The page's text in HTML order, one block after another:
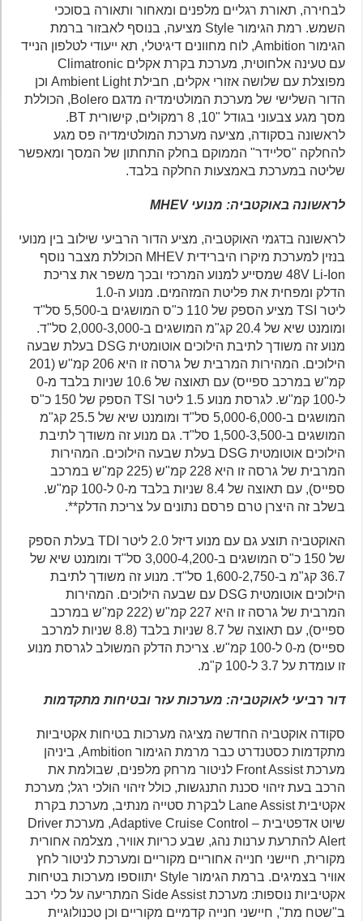
לבחירה, תאורת רגליים מלפנים ומאחור ותאורה בסוככי
השמש. רמת הגימור Style מציעה, בנוסף לאבזור ברמת
הגימור Ambition, לוח מחוונים דיגיטלי, תא ייעודי לטלפון הנייד
עם טעינה אלחוטית, מערכת בקרת אקלים Climatronic
מפוצלת עם שלושה אזורי אקלים, חבילת Ambient Light וכן
הדור השלישי של מערכת המולטימדיה מדגם Bolero, הכוללת
מסך מגע צבעוני בגודל "10, 8 רמקולים, קישורית BT.
לראשונה בסקודה, מציעה מערכת המולטימדיה פס מגע
להחלקה "סליידר" הממוקם בחלק התחתון של המסך ומאפשר
שליטה במערכת באמצעות החלקה בלבד.
לראשונה באוקטביה: מנועיMHEV
לראשונה בדגמי האוקטביה, מציע הדור הרביעי שילוב בין מנועי
בנזין למערכת מיקרו היברידית MHEV הכוללת מצבר נוסף
48V Li-Ion שמסייע למנוע המרכזי ובכך משפר את צריכת
הדלק ומפחית את פליטת המזהמים. מנוע ה-1.0
ליטר TSI מציע הספק של 110 כ"ס המושגים ב-5,500 סל"ד
ומומנט שיא של 20.4 קג"מ המושגים ב-2,000-3,000 סל"ד.
מנוע זה משודך לתיבת הילוכים אוטומטית DSG בעלת שבעה
הילוכים. המהירות המרבית של גרסה זו היא 206 קמ"ש (201
קמ"ש במרכב ספייס) עם תאוצה של 10.6 שניות בלבד מ-0
ל-100 קמ"ש. לגרסת מנוע 1.5 ליטר TSI הספק של 150 כ"ס
המושגים ב-5,000-6,000 סל"ד ומומנט שיא של 25.5 קג"מ
המושגים ב-1,500-3,500 סל"ד. גם מנוע זה משודך לתיבת
הילוכים אוטומטית DSG בעלת שבעה הילוכים. המהירות
המרבית של גרסה זו היא 228 קמ"ש (225 קמ"ש במרכב
ספייס), עם תאוצה של 8.4 שניות בלבד מ-0 ל-100 קמ"ש.
בשלב זה היצרן טרם פרסם נתונים על צריכת הדלק**.
האוקטביה תוצע גם עם מנוע דיזל 2.0 ליטר TDI בעלת הספק
של 150 כ"ס המושגים ב-3,000-4,200 סל"ד ומומנט שיא של
36.7 קג"מ ב-1,600-2,750 סל"ד. מנוע זה משודך לתיבת
הילוכים אוטומטית DSG עם שבעה הילוכים. המהירות
המרבית של גרסה זו היא 227 קמ"ש (222 קמ"ש במרכב
ספייס), עם תאוצה של 8.7 שניות בלבד (8.8 שניות למרכב
ספייס) מ-0 ל-100 קמ"ש. צריכת הדלק המשולב לגרסת מנוע
זו עומדת על 3.7 ל-100 ק"מ.
דור רביעי לאוקטביה: מערכות עזר ובטיחות מתקדמות
סקודה אוקטביה החדשה מציגה מערכות בטיחות אקטיביות
מתקדמות כסטנדרט כבר מרמת הגימור Ambition, ביניהן
מערכת Front Assist לניטור מרחק מלפנים, שבולמת את
הרכב בעת זיהוי סכנת התנגשות, כולל זיהוי הולכי רגל; מערכת
אקטיבית Lane Assist לבקרת סטייה מנתיב, מערכת בקרת
שיוט אדפטיבית – Adaptive Cruise Control, מערכת Driver
Alert להתרעת ערנות נהג, שבע כריות אוויר, מצלמה אחורית
מקורית, חיישני חנייה אחוריים מקוריים ומערכת לניטור לחץ
אוויר בצמיגים. ברמת הגימור Style יתווספו מערכות בטיחות
אקטיביות נוספות: מערכת Side Assist המתריעה על כלי רכב
ב"שטח מת", חיישני חנייה קדמיים מקוריים וכן טכנולוגיית